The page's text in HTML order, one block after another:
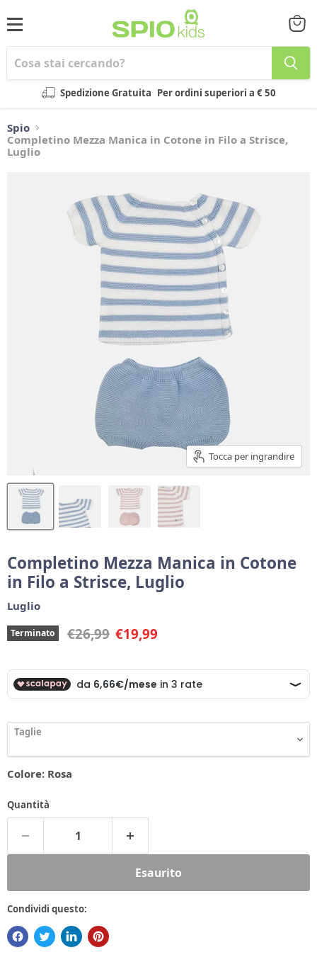
Menu
Spedizione Gratuita Per ordini superiori a € 50
il
Spio
Completino Mezza Manica in Cotone in Filo a Strisce,
Luglio
Tocca per ingrandire
Completino Mezza Manica in Cotone
in Filo a Strisce, Luglio
Luglio
Terminato Prezzo originale
€26,99 Prezzo corrente
€19,99
Taglie
Colore: Rosa
Quantità
Esaurito
Condividi questo: